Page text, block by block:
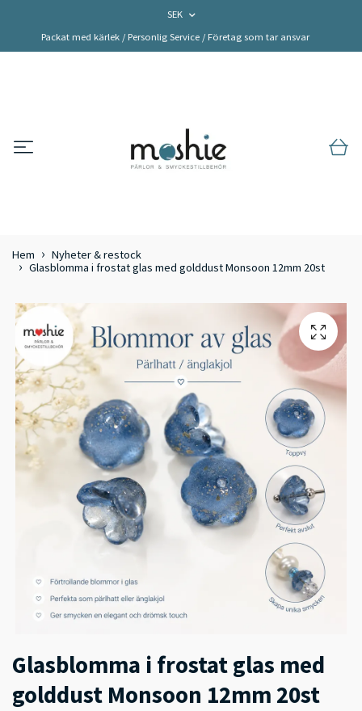
SEK
Packat med kärlek / Personlig Service / Företag som tar ansvar
Hem
Nyheter & restock
Glasblomma i frostat glas med golddust Monsoon 12mm 20st
Glasblomma i frostat glas med
golddust Monsoon 12mm 20st